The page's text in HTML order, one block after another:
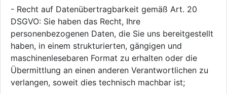
- Recht auf Datenübertragbarkeit gemäß Art. 20
DSGVO: Sie haben das Recht, Ihre
personenbezogenen Daten, die Sie uns bereitgestellt
haben, in einem strukturierten, gängigen und
maschinenlesebaren Format zu erhalten oder die
Übermittlung an einen anderen Verantwortlichen zu
verlangen, soweit dies technisch machbar ist;